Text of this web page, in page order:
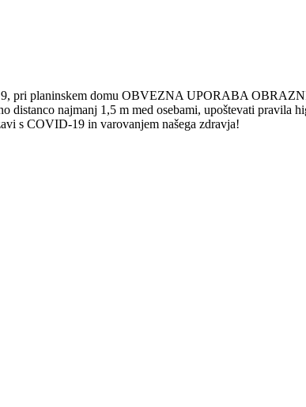
pri planinskem domu OBVEZNA UPORABA
distanco najmanj 1,5 m med osebami, upoštevati
s COVID-19 in varovanjem našega zdravja!